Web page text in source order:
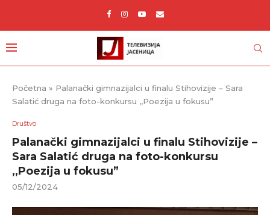
Početna » Palanački gimnazijalci u finalu Stihovizije – Sara
Salatić druga na foto-konkursu ,,Poezija u fokusu”
Društvo
Palanački gimnazijalci u finalu Stihovizije –
Sara Salatić druga na foto-konkursu
,,Poezija u fokusu”
05/12/2024